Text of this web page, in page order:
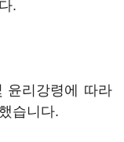
.
윤리강령에 따라
습니다.